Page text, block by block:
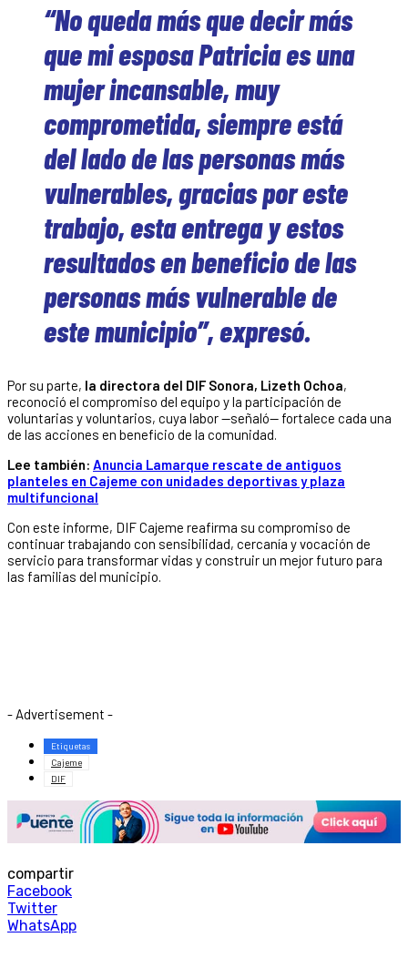
“No queda más que decir más
que mi esposa Patricia es una
mujer incansable, muy
comprometida, siempre está
del lado de las personas más
vulnerables, gracias por este
trabajo, esta entrega y estos
resultados en beneficio de las
personas más vulnerable de
este municipio”, expresó.
Por su parte, la directora del DIF Sonora, Lizeth Ochoa,
reconoció el compromiso del equipo y la participación de
voluntarias y voluntarios, cuya labor —señaló— fortalece cada una
de las acciones en beneficio de la comunidad.
Lee también: Anuncia Lamarque rescate de antiguos
planteles en Cajeme con unidades deportivas y plaza
multifuncional
Con este informe, DIF Cajeme reafirma su compromiso de
continuar trabajando con sensibilidad, cercanía y vocación de
servicio para transformar vidas y construir un mejor futuro para
las familias del municipio.
- Advertisement -
Etiquetas
Cajeme
DIF
compartir
Facebook
Twitter
WhatsApp